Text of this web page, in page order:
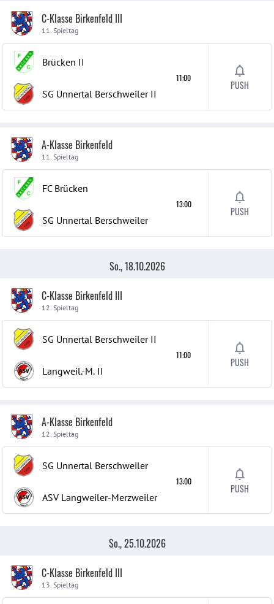
C-Klasse Birkenfeld III
11. Spieltag
Brücken II
SG Unnertal Berschweiler II
11:00
PUSH
A-Klasse Birkenfeld
11. Spieltag
FC Brücken
SG Unnertal Berschweiler
13:00
PUSH
So., 18.10.2026
C-Klasse Birkenfeld III
12. Spieltag
SG Unnertal Berschweiler II
Langweil.-M. II
11:00
PUSH
A-Klasse Birkenfeld
12. Spieltag
SG Unnertal Berschweiler
ASV Langweiler-Merzweiler
13:00
PUSH
So., 25.10.2026
C-Klasse Birkenfeld III
13. Spieltag